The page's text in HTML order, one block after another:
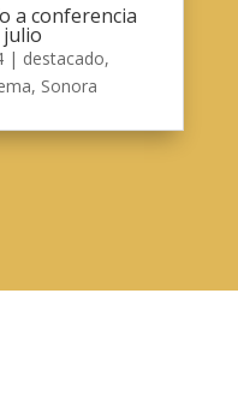
a conferencia
julio
| destacado,
, Sonora